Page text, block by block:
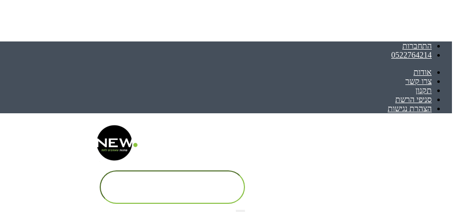
התחברות
0522764214
אודות
צרו קשר
תקנון
סניפי הרשת
הצהרת נגישות